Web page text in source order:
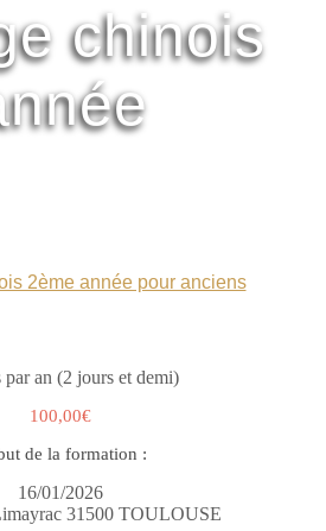
chinois
2ème année pour anciens
par an (2 jours et demi)
100,00€
de la formation :
16/01/2026
31500 TOULOUSE